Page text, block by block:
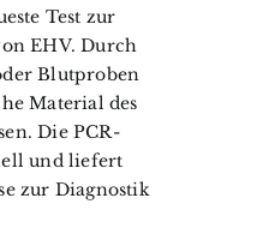
Test zur
EHV. Durch
Blutproben
Material des
Die PCR-
und liefert
zur Diagnostik